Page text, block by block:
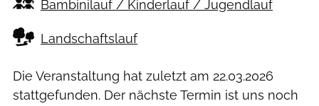
Bambinilauf / Kinderlauf / Jugendlauf
Landschaftslauf
Die Veranstaltung hat zuletzt am 22.03.2026
stattgefunden. Der nächste Termin ist uns noch